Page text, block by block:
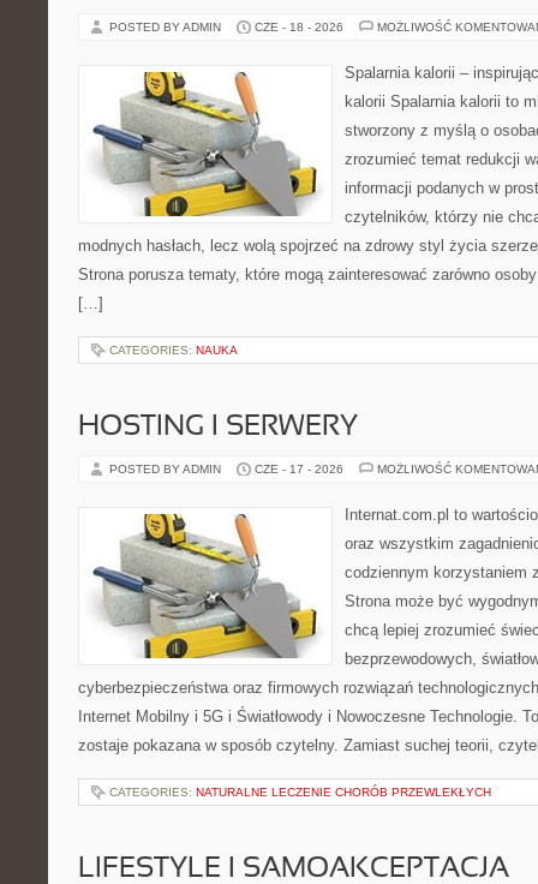
POSTED BY ADMIN CZE - 18 - 2026 MOŻLIWOŚĆ
Spalarnia kalorii –
kalorii Spalarnia kalorii to
stworzony z myślą o
zrozumieć temat redukcji
informacji podanych w
czytelników, którzy nie
modnych hasłach, lecz wolą spojrzeć na zdrowy styl życia
Strona porusza tematy, które mogą zainteresować zarówno
[…]
CATEGORIES: NAUKA
HOSTING I SERWERY
POSTED BY ADMIN CZE - 17 - 2026 MOŻLIWOŚĆ
Internat.com.pl to
oraz wszystkim
codziennym korzystaniem
Strona może być
chcą lepiej zrozumieć
bezprzewodowych,
cyberbezpieczeństwa oraz firmowych rozwiązań
Internet Mobilny i 5G i Światłowody i Nowoczesne Technologie.
zostaje pokazana w sposób czytelny. Zamiast suchej teorii,
CATEGORIES: NATURALNE LECZENIE CHORÓB PRZEWLEKŁYCH
LIFESTYLE I SAMOAKCEPTACJA